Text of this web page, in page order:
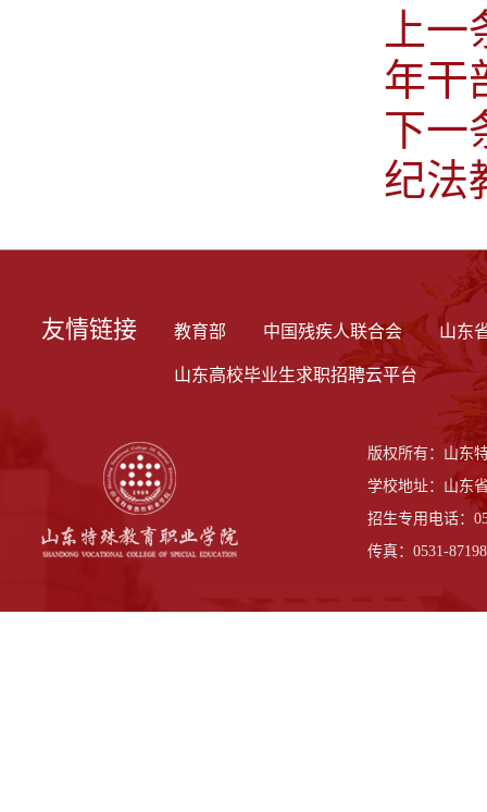
上
年干
下一
纪法
友情链接 教育部 中国残疾人联合会 山东
山东高校毕业生求职招聘云平台
版权所有：山
学校地址：山东
招生专用电话：
传真：0531-